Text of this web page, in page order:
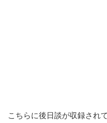
こちらに後日談が収録され